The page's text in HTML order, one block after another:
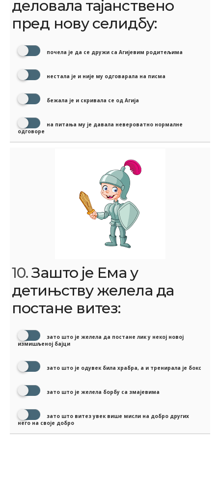
деловала тајанствено
пред нову селидбу:
почела је да се дружи са Агијевим родитељима
нестала је и није му одговарала на писма
бежала је и скривала се од Агија
на питања му је давала невероватно нормалне
одговоре
10.Зашто је Ема у
детињству желела да
постане витез:
зато што је желела да постане лик у некој новој
измишљеној бајци
зато што је одувек била храбра, а и тренирала је бокс
зато што је желела борбу са змајевима
зато што витез увек више мисли на добро других
него на своје добро